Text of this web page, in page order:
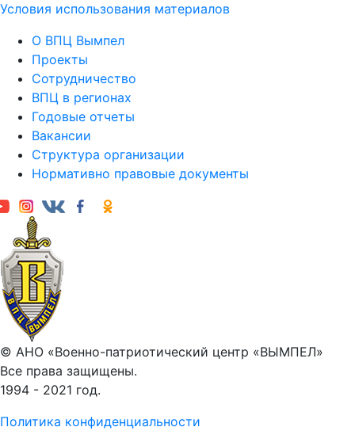
Условия использования материалов
О ВПЦ Вымпел
Проекты
Сотрудничество
ВПЦ в регионах
Годовые отчеты
Вакансии
Структура организации
Нормативно правовые документы
© АНО «Военно-патриотический центр «ВЫМПЕЛ»
Все права защищены.
1994 - 2021 год.
Политика конфиденциальности